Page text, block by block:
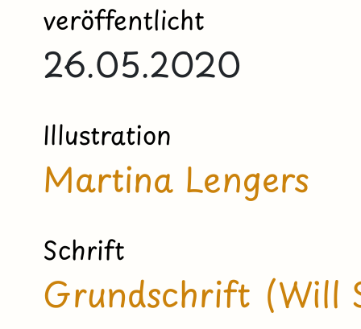
veröffentlicht
26.05.2020
Illustration
Martina Lengers
Schrift
Grundschrift (Will